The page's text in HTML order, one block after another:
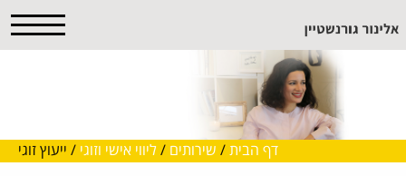
דף הבית / שירותים / ליווי אישי וזוגי / ייעוץ זוגי